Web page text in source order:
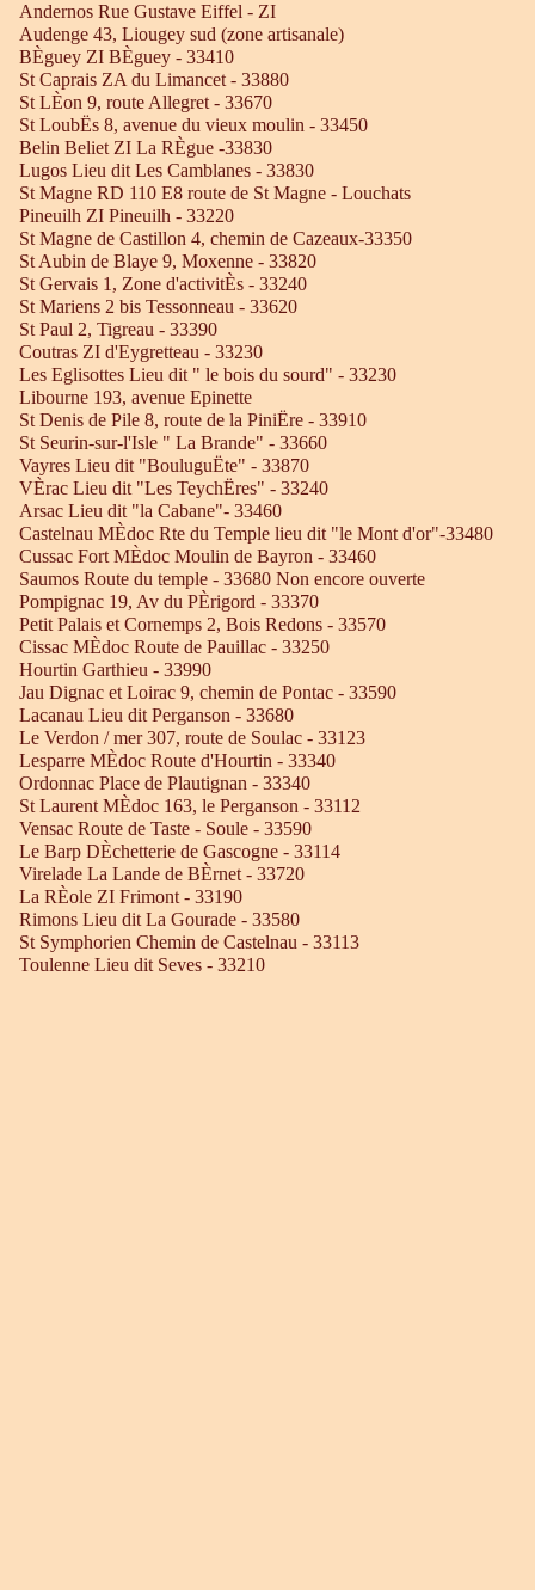
Andernos Rue Gustave Eiffel - ZI
Audenge 43, Liougey sud (zone artisanale)
BÈguey ZI BÈguey - 33410
St Caprais ZA du Limancet - 33880
St LÈon 9, route Allegret - 33670
St LoubËs 8, avenue du vieux moulin - 33450
Belin Beliet ZI La RÈgue -33830
Lugos Lieu dit Les Camblanes - 33830
St Magne RD 110 E8 route de St Magne - Louchats
Pineuilh ZI Pineuilh - 33220
St Magne de Castillon 4, chemin de Cazeaux-33350
St Aubin de Blaye 9, Moxenne - 33820
St Gervais 1, Zone d'activitÈs - 33240
St Mariens 2 bis Tessonneau - 33620
St Paul 2, Tigreau - 33390
Coutras ZI d'Eygretteau - 33230
Les Eglisottes Lieu dit " le bois du sourd" - 33230
Libourne 193, avenue Epinette
St Denis de Pile 8, route de la PiniËre - 33910
St Seurin-sur-l'Isle " La Brande" - 33660
Vayres Lieu dit "BouluguËte" - 33870
VÈrac Lieu dit "Les TeychËres" - 33240
Arsac Lieu dit "la Cabane"- 33460
Castelnau MÈdoc Rte du Temple lieu dit "le Mont d'or"-33480
Cussac Fort MÈdoc Moulin de Bayron - 33460
Saumos Route du temple - 33680 Non encore ouverte
Pompignac 19, Av du PÈrigord - 33370
Petit Palais et Cornemps 2, Bois Redons - 33570
Cissac MÈdoc Route de Pauillac - 33250
Hourtin Garthieu - 33990
Jau Dignac et Loirac 9, chemin de Pontac - 33590
Lacanau Lieu dit Perganson - 33680
Le Verdon / mer 307, route de Soulac - 33123
Lesparre MÈdoc Route d'Hourtin - 33340
Ordonnac Place de Plautignan - 33340
St Laurent MÈdoc 163, le Perganson - 33112
Vensac Route de Taste - Soule - 33590
Le Barp DÈchetterie de Gascogne - 33114
Virelade La Lande de BÈrnet - 33720
La RÈole ZI Frimont - 33190
Rimons Lieu dit La Gourade - 33580
St Symphorien Chemin de Castelnau - 33113
Toulenne Lieu dit Seves - 33210